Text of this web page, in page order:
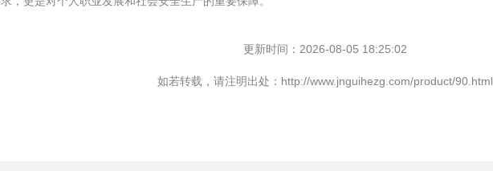
更新时间：2026-08-05 18:25:02
如若转载，请注明出处：http://www.jnguihezg.com/product/90.html